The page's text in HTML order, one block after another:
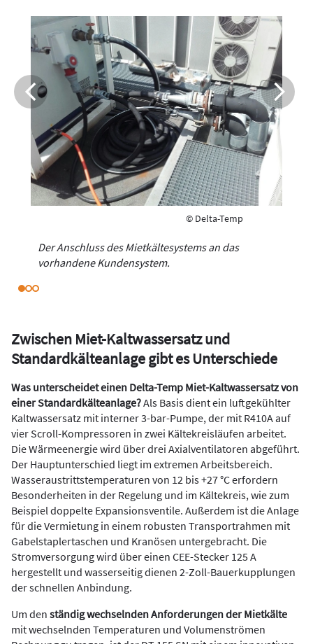
© Delta-­Temp
Der Anschluss des Mietkältesystems an das
vorhandene Kundensystem.
Zwischen Miet-Kaltwassersatz und
Standardkälteanlage gibt es Unterschiede
Was unterscheidet einen Delta-Temp Miet-Kaltwassersatz von
einer Standardkälteanlage?Als Basis dient ein luftgekühlter
Kaltwassersatz mit interner 3-bar-Pumpe, der mit R410A auf
vier Scroll-Kompressoren in zwei Kältekreisläufen arbeitet.
Die Wärmeenergie wird über drei Axialventilatoren abgeführt.
Der Hauptunterschied liegt im extremen Arbeitsbereich.
Wasseraustrittstemperaturen von 12 bis +27 °C erfordern
Besonderheiten in der Regelung und im Kältekreis, wie zum
Beispiel doppelte Expansionsventile. Außerdem ist die Anlage
für die Vermietung in einem robusten Transportrahmen mit
Gabelstaplertaschen und Kranösen untergebracht. Die
Stromversorgung wird über einen CEE-Stecker 125 A
hergestellt und wasserseitig dienen 2-Zoll-Bauerkupplungen
der schnellen Anbindung.
Um den ständig wechselnden Anforderungen der Mietkälte
mit wechselnden Temperaturen und Volumenströmen